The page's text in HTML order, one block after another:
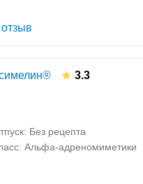
3.3
Без рецепта
Альфа-адреномиметики